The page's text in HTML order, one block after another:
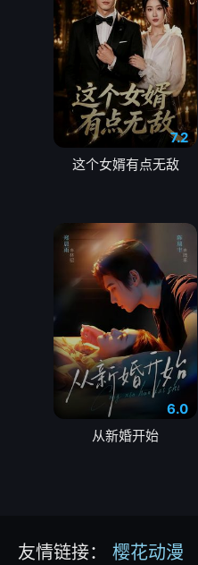
7.2
这个女婿有点无敌
6.0
从新婚开始
友情链接： 樱花动漫